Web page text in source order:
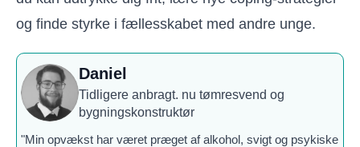
og finde styrke i fællesskabet med andre unge.
Daniel
Tidligere anbragt. nu tømresvend og
bygningskonstruktør
"Min opvækst har været præget af alkohol, svigt og psykiske